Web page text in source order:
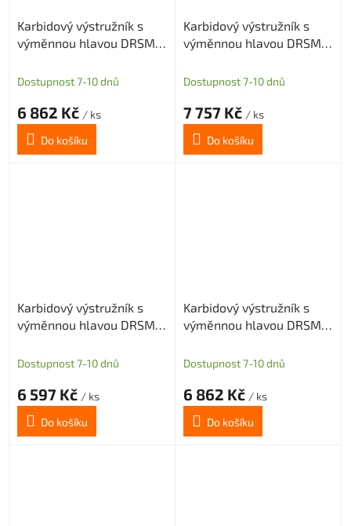
Karbidový výstružník s
výměnnou hlavou DRSMN
díru
Dostupnost 7-10 dnů
6 862 Kč / ks
Do košíku
Karbidový výstružník s
výměnnou hlavou DRSMN
díru
Dostupnost 7-10 dnů
7 757 Kč / ks
Do košíku
Karbidový výstružník s
výměnnou hlavou DRSMN
díru
Dostupnost 7-10 dnů
6 597 Kč / ks
Do košíku
Karbidový výstružník s
výměnnou hlavou DRSMN
díru
Dostupnost 7-10 dnů
6 862 Kč / ks
Do košíku